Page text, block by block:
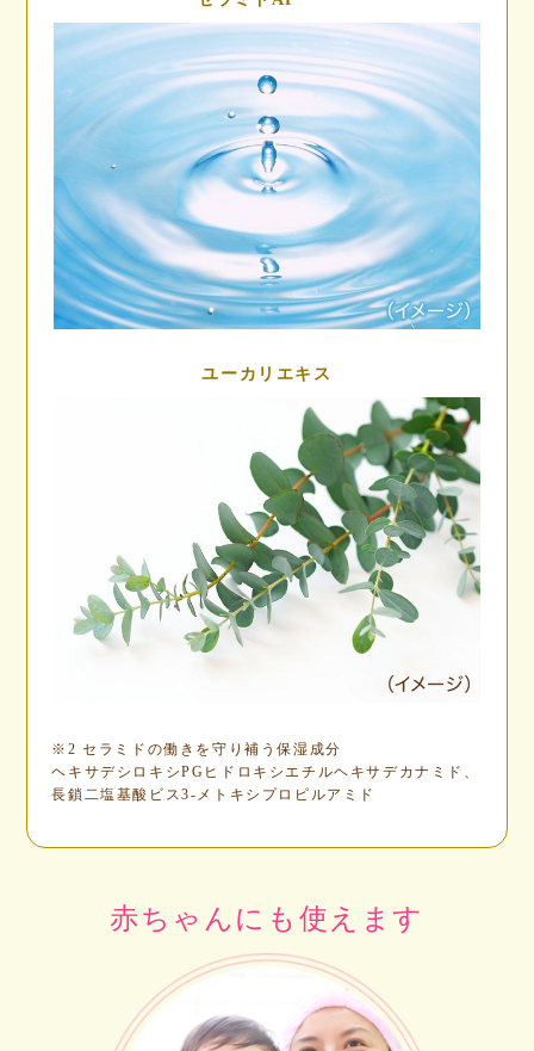
ユーカリエキス
※2 セラミドの働きを守り補う保湿成分
ヘキサデシロキシPGヒドロキシエチルヘキサデカナミド、
長鎖二塩基酸ビス3‐メトキシプロピルアミド
赤ちゃんにも使えます